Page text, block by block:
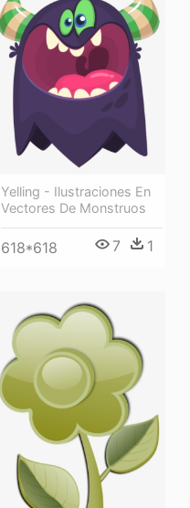
Yelling - Ilustraciones En
Vectores De Monstruos
618*618 7 1